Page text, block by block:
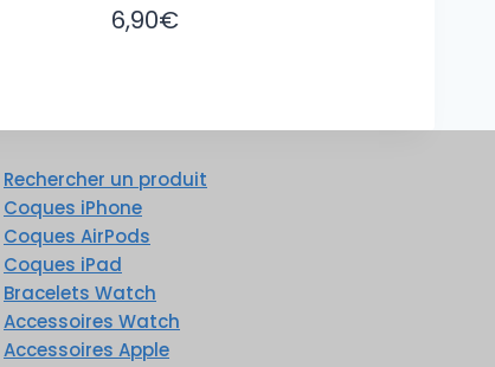
6,90€
Rechercher un produit
Coques iPhone
Coques AirPods
Coques iPad
Bracelets Watch
Accessoires Watch
Accessoires Apple